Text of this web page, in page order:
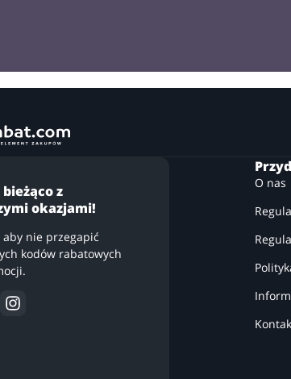
z
okazjami!
aby nie przegapić
kodów rabatowych
O nas